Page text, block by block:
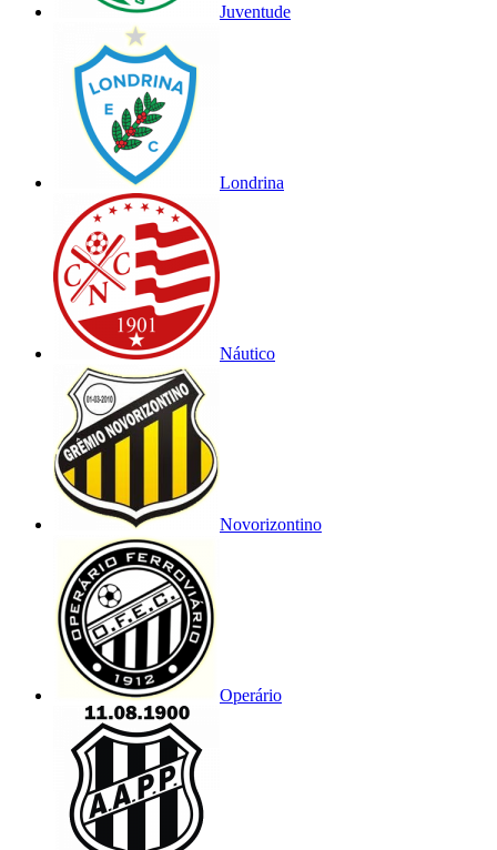
Juventude
Londrina
Náutico
Novorizontino
Operário